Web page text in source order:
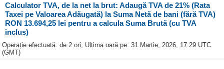
Calculator TVA, de la net la brut: Adaugă TVA de 21% (Rata
Taxei pe Valoarea Adăugată) la Suma Netă de bani (fără TVA)
RON 13.694,25 lei pentru a calcula Suma Brută (cu TVA
inclus)
Operație efectuată: de 2 ori, Ultima oară pe: 31 Martie, 2026, 17:29 UTC
(GMT)